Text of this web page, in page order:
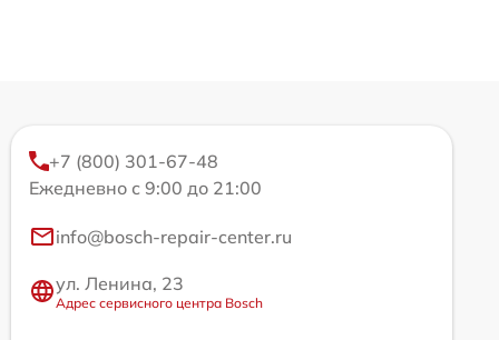
+7 (800) 301-67-48
Ежедневно с 9:00 до 21:00
info@bosch-repair-center.ru
ул. Ленина, 23
Адрес сервисного центра Bosch